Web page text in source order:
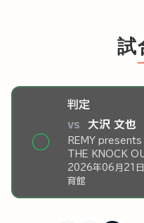
試
◯
判定
vs 大沢 文也
REMY
THE KNOCK
2026年06月21日
育館